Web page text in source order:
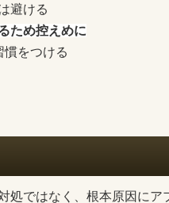
避ける
ため控えめに
慣をつける
処ではなく、根本原因にア